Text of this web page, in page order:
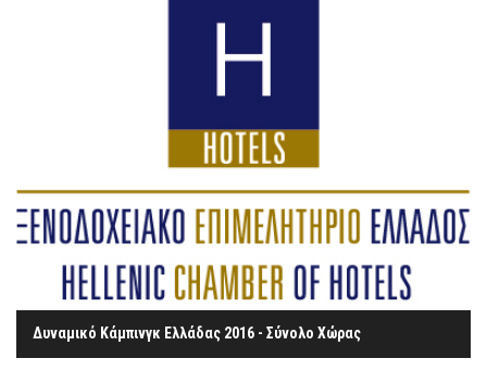
Δυναμικό Κάμπινγκ Ελλάδας 2016 - Σύνολο Χώρας